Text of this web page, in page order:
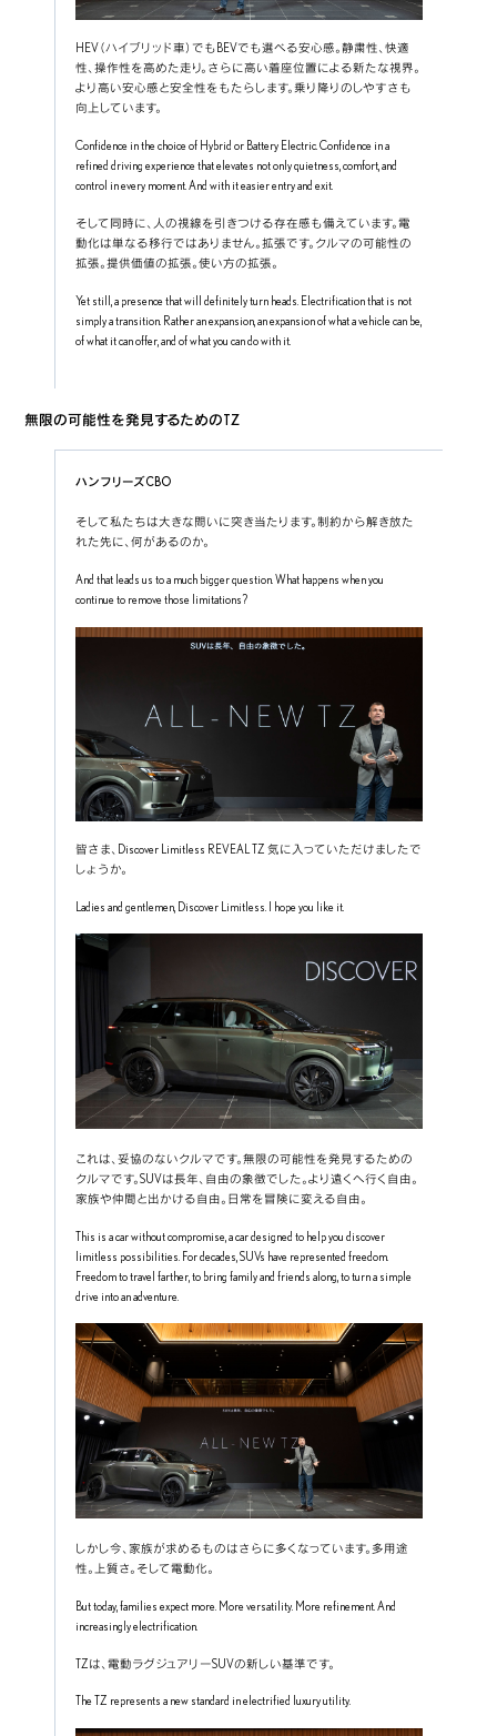
HEV（ハイブリッド車）でもBEVでも選べる安心感。静粛性、快適
性、操作性を高めた走り。さらに高い着座位置による新たな視界。
より高い安心感と安全性をもたらします。乗り降りのしやすさも
向上しています。
Confidence in the choice of Hybrid or Battery Electric. Confidence in a
refined driving experience that elevates not only quietness, comfort, and
control in every moment. And with it easier entry and exit.
そして同時に、人の視線を引きつける存在感も備えています。電
動化は単なる移行ではありません。拡張です。クルマの可能性の
拡張。提供価値の拡張。使い方の拡張。
Yet still, a presence that will definitely turn heads. Electrification that is not
simply a transition. Rather an expansion, an expansion of what a vehicle can be,
of what it can offer, and of what you can do with it.
無限の可能性を発見するためのTZ
ハンフリーズCBO
そして私たちは大きな問いに突き当たります。制約から解き放た
れた先に、何があるのか。
And that leads us to a much bigger question. What happens when you
continue to remove those limitations?
皆さま、Discover Limitless REVEAL TZ 気に入っていただけましたで
しょうか。
Ladies and gentlemen, Discover Limitless. I hope you like it.
これは、妥協のないクルマです。無限の可能性を発見するための
クルマです。SUVは長年、自由の象徴でした。より遠くへ行く自由。
家族や仲間と出かける自由。日常を冒険に変える自由。
This is a car without compromise, a car designed to help you discover
limitless possibilities. For decades, SUVs have represented freedom.
Freedom to travel farther, to bring family and friends along, to turn a simple
drive into an adventure.
しかし今、家族が求めるものはさらに多くなっています。多用途
性。上質さ。そして電動化。
But today, families expect more. More versatility. More refinement. And
increasingly electrification.
TZは、電動ラグジュアリーSUVの新しい基準です。
The TZ represents a new standard in electrified luxury utility.